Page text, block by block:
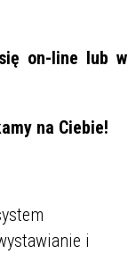
on-line lub w
na Ciebie!
i